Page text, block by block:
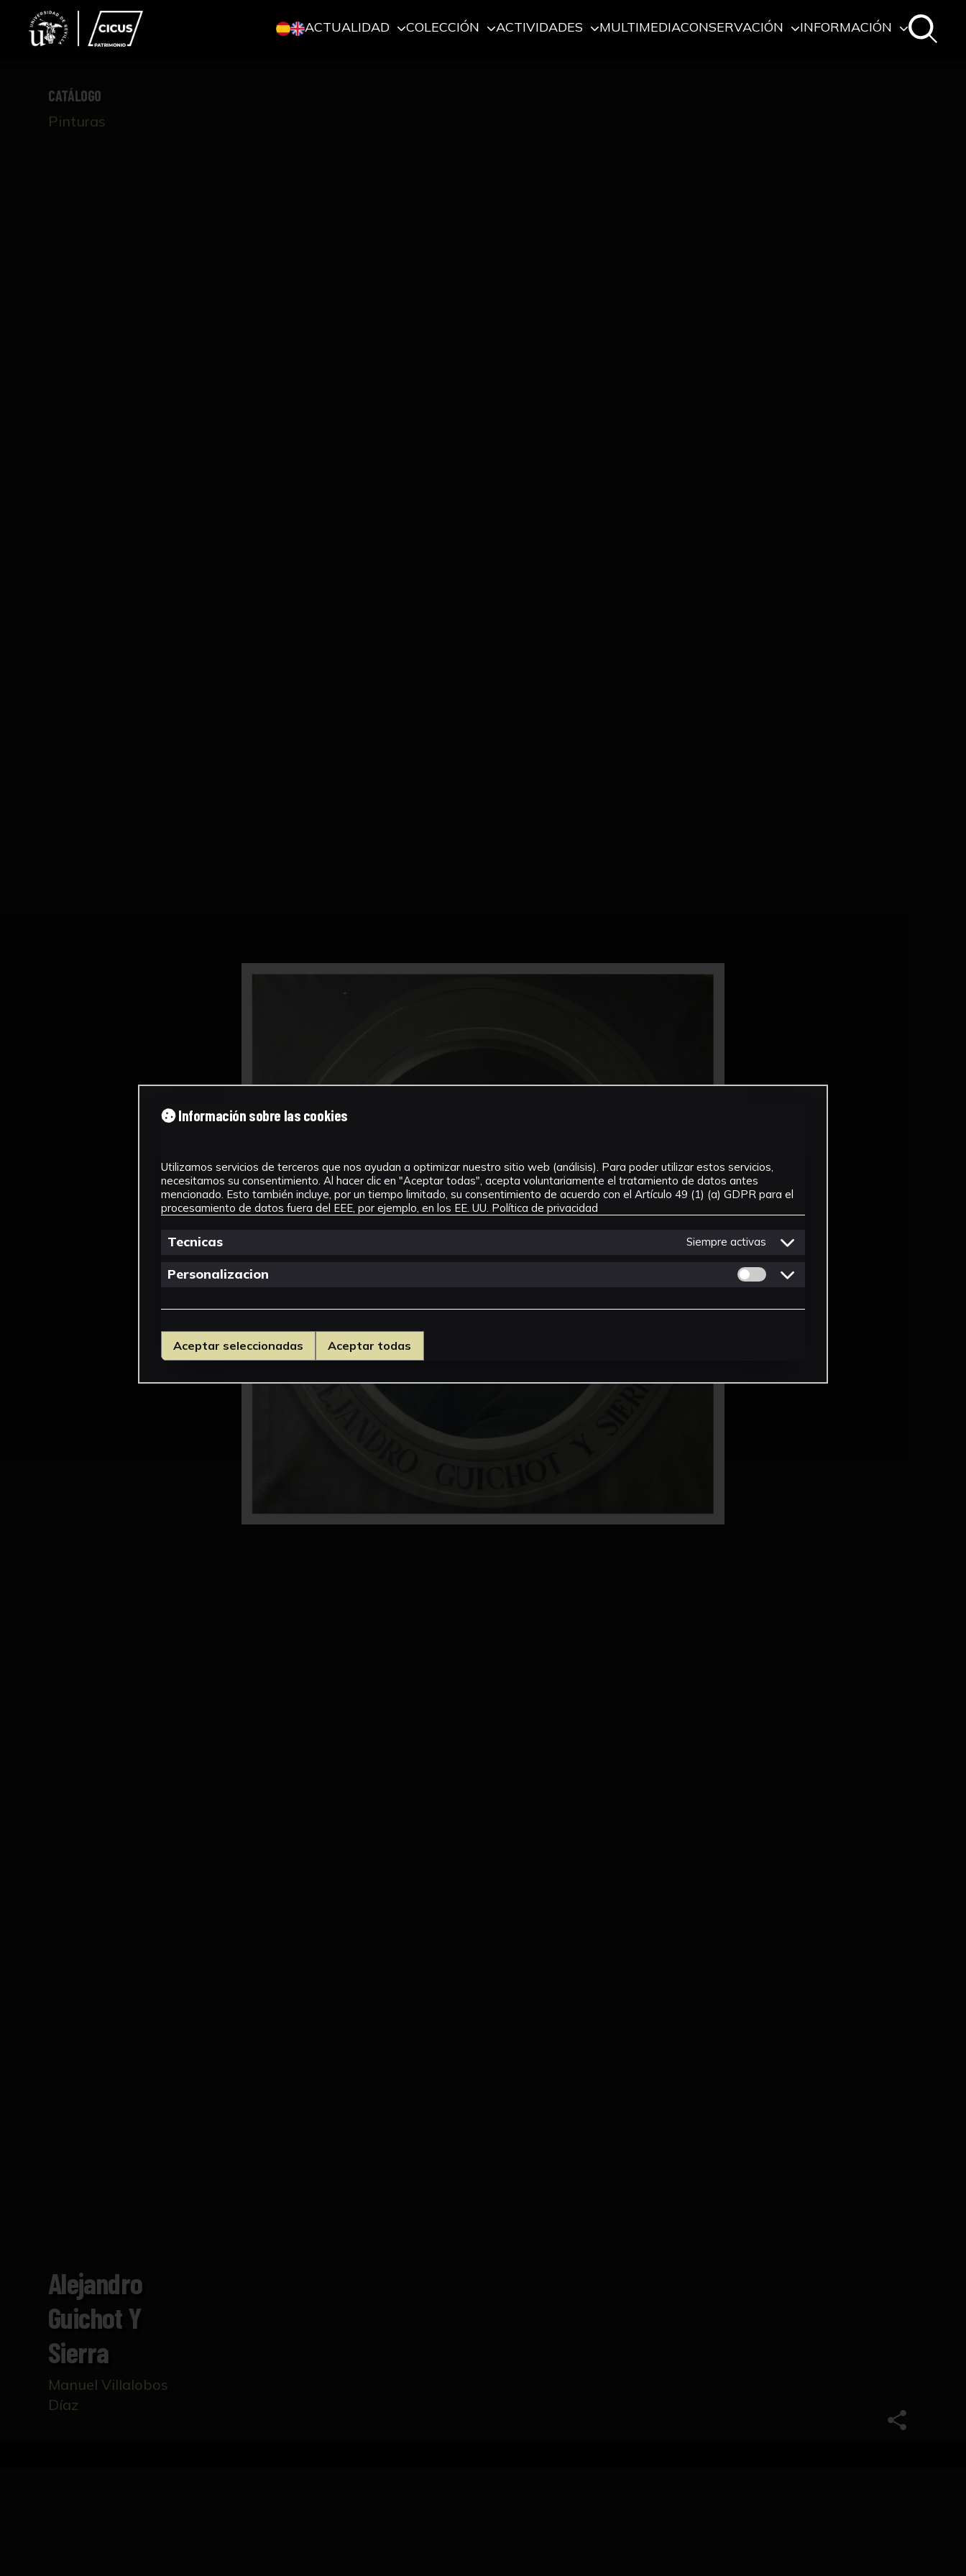
ACTUALIDAD COLECCIÓN ACTIVIDADES MULTIMEDIACONSERVACIÓN INFORMACIÓN
CATÁLOGO
Pinturas
Alejandro
Guichot Y
Sierra
Manuel Villalobos
Díaz
Información sobre las cookies
Utilizamos servicios de terceros que nos ayudan a optimizar nuestro sitio web (análisis). Para poder utilizar estos servicios,
necesitamos su consentimiento. Al hacer clic en "Aceptar todas", acepta voluntariamente el tratamiento de datos antes
mencionado. Esto también incluye, por un tiempo limitado, su consentimiento de acuerdo con el Artículo 49 (1) (a) GDPR para el
procesamiento de datos fuera del EEE, por ejemplo, en los EE. UU. Política de privacidad
Tecnicas Siempre activas
Personalizacion Permitir cookies de Personalizacion
Aceptar seleccionadas Aceptar todas